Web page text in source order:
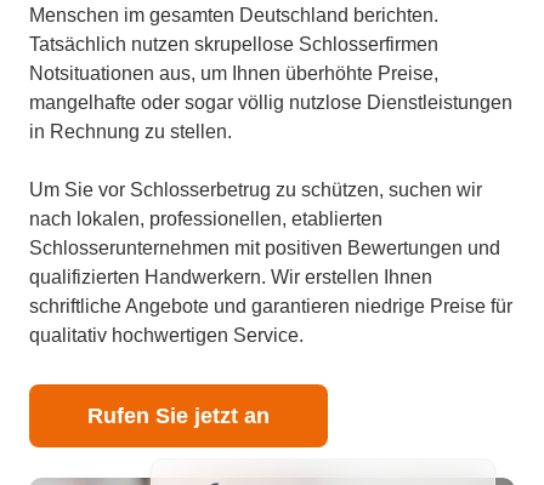
Menschen im gesamten Deutschland berichten.
Tatsächlich nutzen skrupellose Schlosserfirmen
Notsituationen aus, um Ihnen überhöhte Preise,
mangelhafte oder sogar völlig nutzlose Dienstleistungen
in Rechnung zu stellen.
Um Sie vor Schlosserbetrug zu schützen, suchen wir
nach lokalen, professionellen, etablierten
Schlosserunternehmen mit positiven Bewertungen und
qualifizierten Handwerkern. Wir erstellen Ihnen
schriftliche Angebote und garantieren niedrige Preise für
qualitativ hochwertigen Service.
Rufen Sie jetzt an